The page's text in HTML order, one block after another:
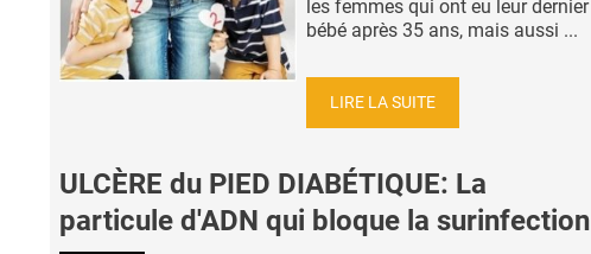
les femmes qui ont eu leur dernier
bébé après 35 ans, mais aussi ...
LIRE LA SUITE
ULCÈRE du PIED DIABÉTIQUE: La
particule d'ADN qui bloque la surinfection